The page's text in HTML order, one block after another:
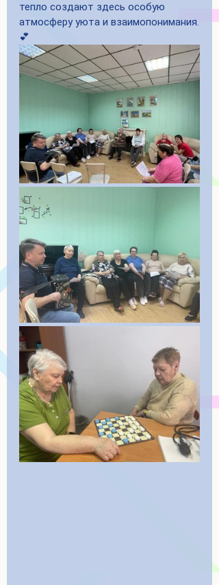
тепло создают здесь особую
атмосферу уюта и взаимопонимания.
💕